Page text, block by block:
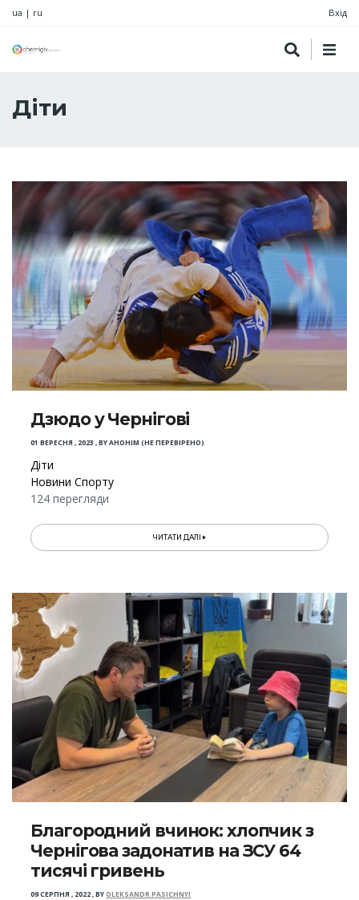
ua | ru Вхід
Діти
Дзюдо у Чернігові
01 ВЕРЕСНЯ , 2023 ,BYАНОНІМ (НЕ ПЕРЕВІРЕНО)
Діти
Новини Спорту
124 перегляди
ЧИТАТИ ДАЛІ
Благородний вчинок: хлопчик з
Чернігова задонатив на ЗСУ 64
тисячі гривень
09 СЕРПНЯ , 2022,BYOLEKSANDR PASICHNYI